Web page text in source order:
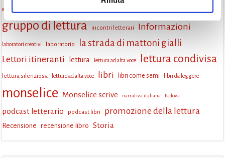
eventi Monselice
gruppo di lettura incontri letterari Informazioni
laboratori creativi laboratorio la strada di mattoni gialli
Lettori itineranti lettura lettura ad alta voce lettura condivisa
lettura silenziosa letture ad alta voce libri libri come semi libri da leggere
monselice Monselice scrive narrativa italiana Padova
podcast letterario podcast libri promozione della lettura
Recensione recensione libro Storia